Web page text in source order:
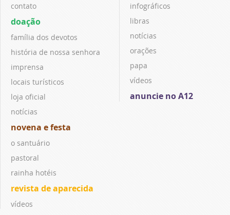
contato
doação
família dos devotos
história de nossa senhora
imprensa
locais turísticos
loja oficial
notícias
novena e festa
o santuário
pastoral
rainha hotéis
revista de aparecida
vídeos
infográficos
libras
notícias
orações
papa
vídeos
anuncie no A12